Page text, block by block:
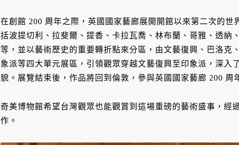
在創館 200 周年之際，英國國家藝廊展開開館以來第二次的世
括波提切利、拉斐爾、提香、卡拉瓦喬、林布蘭、哥雅、透納
等，並以藝術歷史的重要轉折點來分區，由文藝復興、巴洛克
象派等四大單元展區，引領觀眾穿越文藝復興至印象派，深入
貌。展覽結束後，作品將回到倫敦，參與英國國家藝廊 200 周
奇美博物館希望台灣觀眾也能觀賞到這場重磅的藝術盛事，經
作。